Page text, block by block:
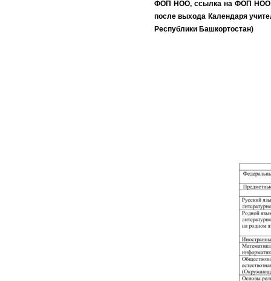
ФОП НОО, ссылка на ФОП НОО
после выхода Календаря
Республики Башкортостан)